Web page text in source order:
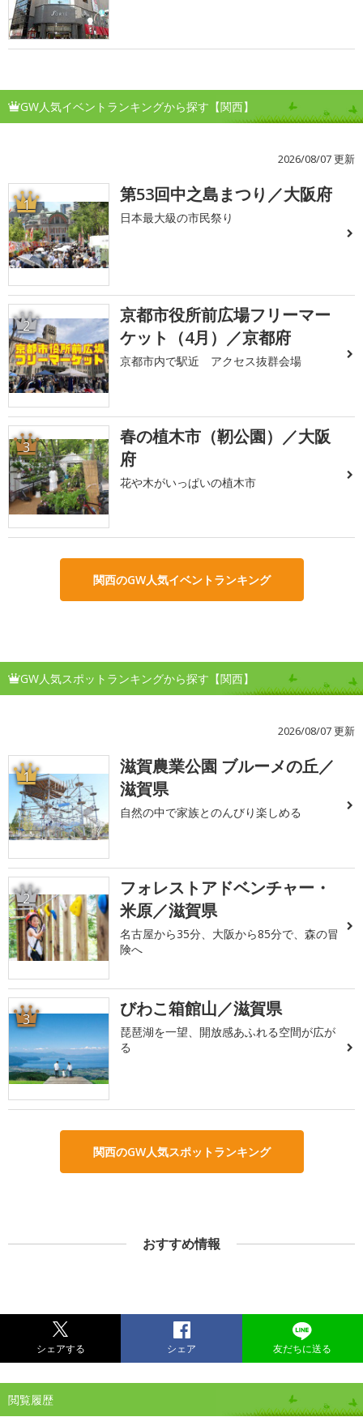
GW人気イベントランキングから探す【関西】
2026/08/07 更新
1 第53回中之島まつり／大阪府
日本最大級の市民祭り
2
京都市役所前広場フリーマー
ケット（4月）／京都府
京都市内で駅近 アクセス抜群会場
3
春の植木市（靭公園）／大阪
府
花や木がいっぱいの植木市
関西のGW人気イベントランキング
GW人気スポットランキングから探す【関西】
2026/08/07 更新
1
滋賀農業公園 ブルーメの丘／
滋賀県
自然の中で家族とのんびり楽しめる
2
フォレストアドベンチャー・
米原／滋賀県
名古屋から35分、大阪から85分で、森の冒
険へ
3 びわこ箱館山／滋賀県
琵琶湖を一望、開放感あふれる空間が広が
る
関西のGW人気スポットランキング
おすすめ情報
シェアする シェア 友だちに送る
閲覧履歴